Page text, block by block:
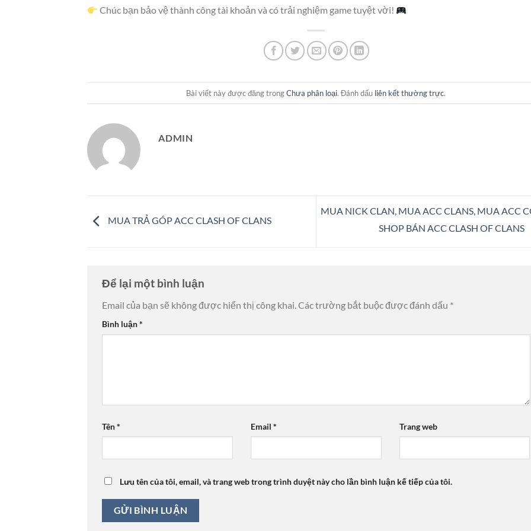
Chúc bạn bảo vệ thành công tài khoản và có trải nghiệm game tuyệt vời!
Bài viết này được đăng trongChưa phân loại. Đánh dấu liên kết thường trực.
ADMIN
MUA TRẢ GÓP ACC CLASH OF CLANS
MUA NICK CLAN, MUA ACC CLANS, MUA ACC
SHOP BÁN ACC CLASH OF CLANS
Để lại một bình luận
Email của bạn sẽ không được hiển thị công khai.Các trường bắt buộc được đánh dấu *
Bình luận*
Tên* Email * Trang web
Lưu tên của tôi, email, và trang web trong trình duyệt này cho lần bình luận kế tiếp của tôi.